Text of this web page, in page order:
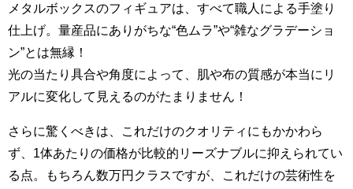
メタルボックスのフィギュアは、すべて職人による手塗り
仕上げ。量産品にありがちな“色ムラ”や“雑なグラデーショ
ン”とは無縁！
光の当たり具合や角度によって、肌や布の質感が本当にリ
アルに変化して見えるのがたまりません！
さらに驚くべきは、これだけのクオリティにもかかわら
ず、1体あたりの価格が比較的リーズナブルに抑えられてい
る点。もちろん数万円クラスですが、これだけの芸術性を